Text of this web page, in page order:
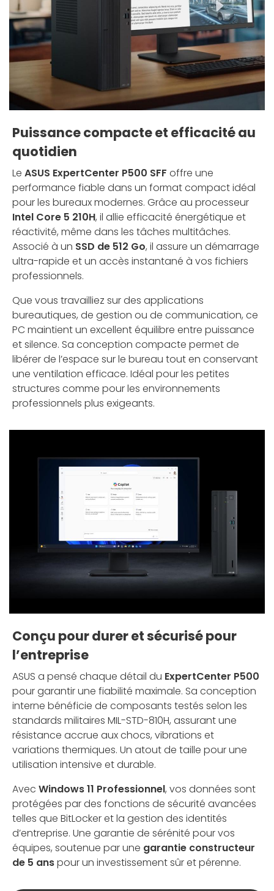
Puissance compacte et efficacité au
quotidien
Le ASUS ExpertCenter P500 SFF offre une
performance fiable dans un format compact idéal
pour les bureaux modernes. Grâce au processeur
Intel Core 5 210H, il allie efficacité énergétique et
réactivité, même dans les tâches multitâches.
Associé à un SSD de 512 Go, il assure un démarrage
ultra-rapide et un accès instantané à vos fichiers
professionnels.
Que vous travailliez sur des applications
bureautiques, de gestion ou de communication, ce
PC maintient un excellent équilibre entre puissance
et silence. Sa conception compacte permet de
libérer de l’espace sur le bureau tout en conservant
une ventilation efficace. Idéal pour les petites
structures comme pour les environnements
professionnels plus exigeants.
Conçu pour durer et sécurisé pour
l’entreprise
ASUS a pensé chaque détail du ExpertCenter P500
pour garantir une fiabilité maximale. Sa conception
interne bénéficie de composants testés selon les
standards militaires MIL-STD-810H, assurant une
résistance accrue aux chocs, vibrations et
variations thermiques. Un atout de taille pour une
utilisation intensive et durable.
Avec Windows 11 Professionnel, vos données sont
protégées par des fonctions de sécurité avancées
telles que BitLocker et la gestion des identités
d’entreprise. Une garantie de sérénité pour vos
équipes, soutenue par une garantie constructeur
de 5 anspour un investissement sûr et pérenne.